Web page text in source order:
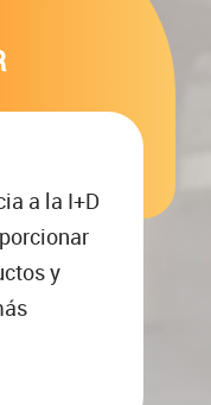
a la I+D
y